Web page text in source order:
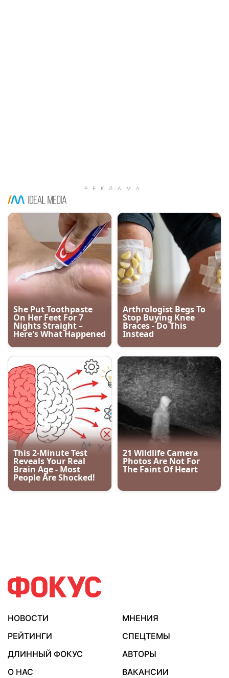
НОВОСТИ
МНЕНИЯ
РЕЙТИНГИ
СПЕЦТЕМЫ
ДЛИННЫЙ ФОКУС
АВТОРЫ
О НАС
ВАКАНСИИ